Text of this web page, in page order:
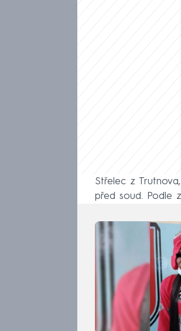
Střelec z
před soud. Podle